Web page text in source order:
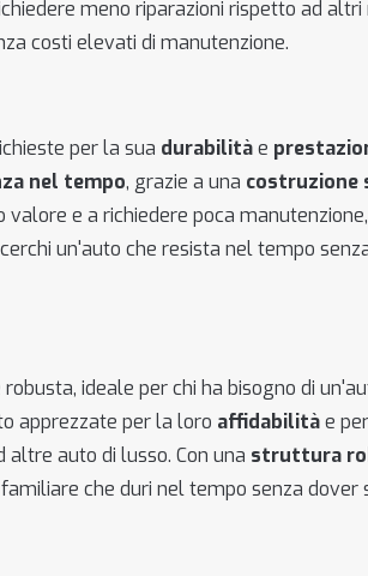
meno riparazioni rispetto ad
costi elevati di manutenzione.
per la sua durabilitàe
nel tempo, grazie a una costruzione
valore e a richiedere poca
un'auto che resista nel tempo
ideale per chi ha bisogno di
apprezzate per la loro affidabilitàe
altre auto di lusso. Con una struttura
che duri nel tempo senza dover